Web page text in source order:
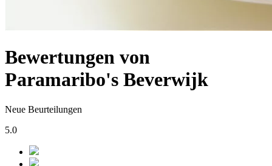
Bewertungen von
Paramaribo's Beverwijk
Neue Beurteilungen
5.0